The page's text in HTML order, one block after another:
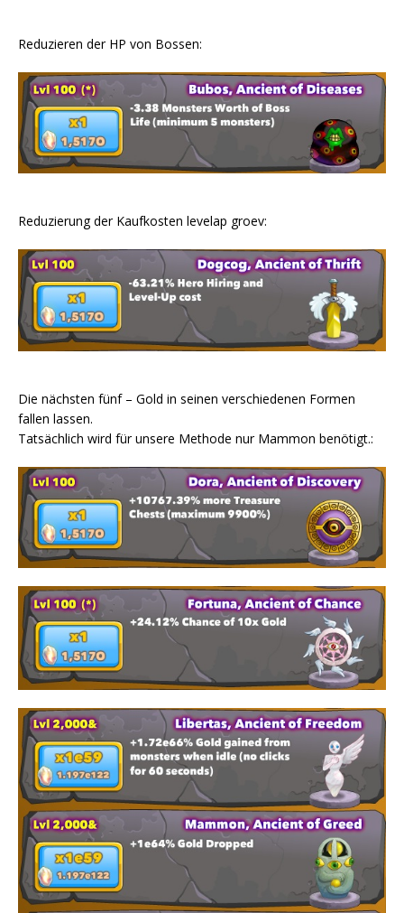
Reduzieren der HP von Bossen:
Reduzierung der Kaufkosten levelap groev:
Die nächsten fünf – Gold in seinen verschiedenen Formen
fallen lassen.
Tatsächlich wird für unsere Methode nur Mammon benötigt.: